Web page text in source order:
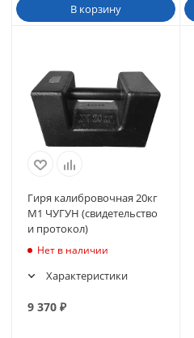
В корзину
Гиря калибровочная 20кг
М1 ЧУГУН (свидетельство
и протокол)
Нет в наличии
Характеристики
9 370 ₽